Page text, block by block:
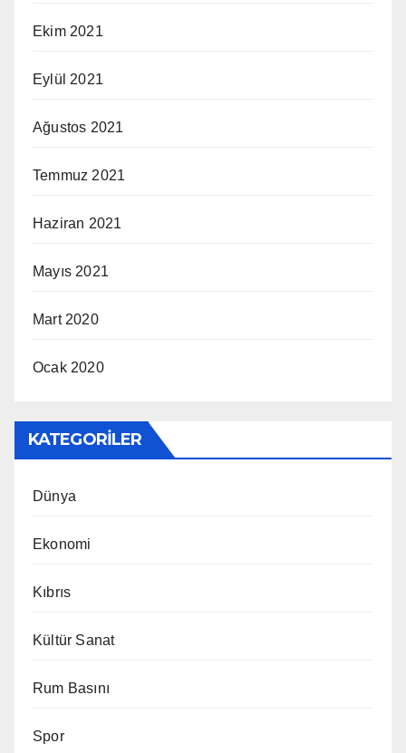
Ekim 2021
Eylül 2021
Ağustos 2021
Temmuz 2021
Haziran 2021
Mayıs 2021
Mart 2020
Ocak 2020
KATEGORILER
Dünya
Ekonomi
Kıbrıs
Kültür Sanat
Rum Basını
Spor